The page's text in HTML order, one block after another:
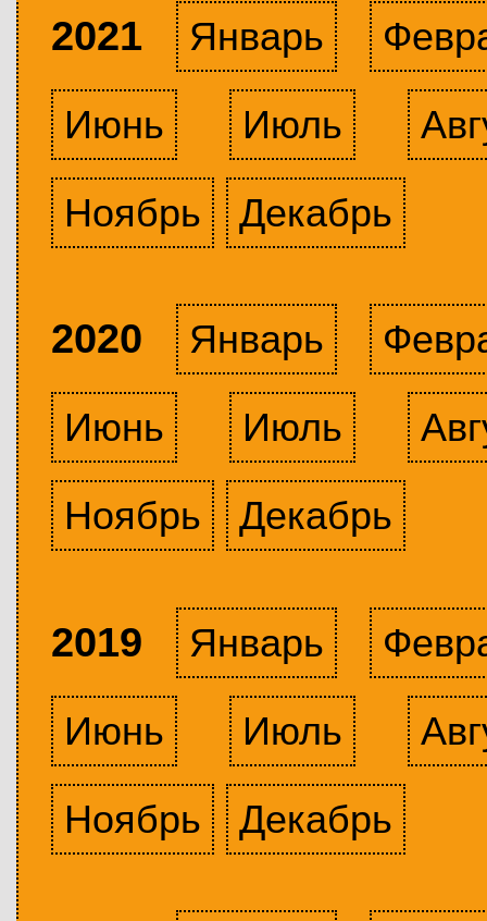
2021 Январь
Июнь
Июль
Ноябрь
Декабрь
2020 Январь
Июнь
Июль
Ноябрь
Декабрь
2019 Январь
Июнь
Июль
Ноябрь
Декабрь